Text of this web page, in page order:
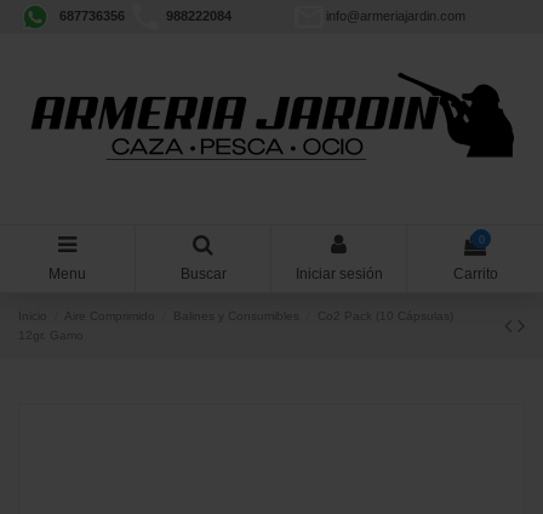
687736356 988222084 info@armeriajardin.com
Menu Buscar Iniciar sesión
0
Carrito
Aire Comprimido Balines y Consumibles
12gr. Gamo